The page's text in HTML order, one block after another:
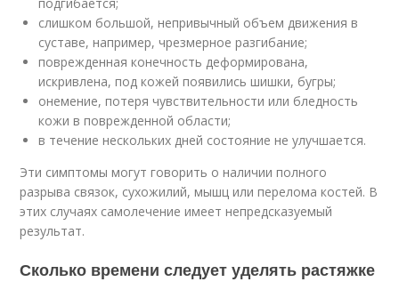
подгибается;
слишком большой, непривычный объем движения в
суставе, например, чрезмерное разгибание;
поврежденная конечность деформирована,
искривлена, под кожей появились шишки, бугры;
онемение, потеря чувствительности или бледность
кожи в поврежденной области;
в течение нескольких дней состояние не улучшается.
Эти симптомы могут говорить о наличии полного
разрыва связок, сухожилий, мышц или перелома костей. В
этих случаях самолечение имеет непредсказуемый
результат.
Сколько времени следует уделять растяжке